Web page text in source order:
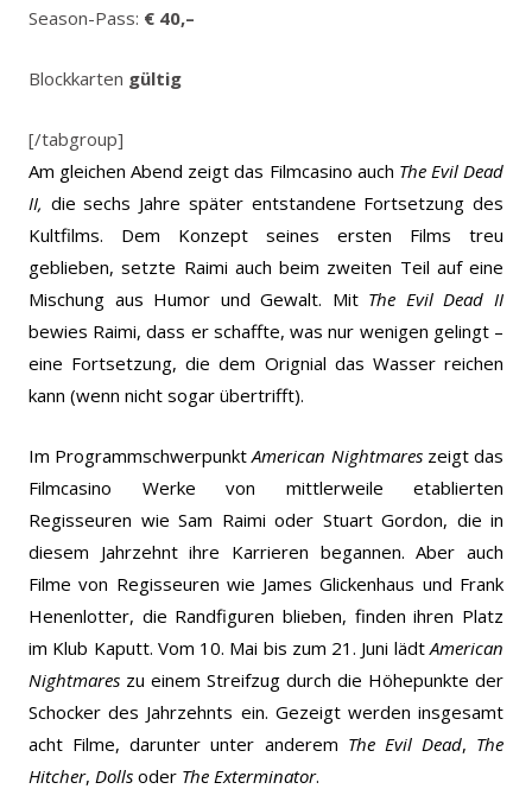
Season-Pass: € 40,–
Blockkarten gültig
[/tabgroup]
Am gleichen Abend zeigt das Filmcasino auch The Evil Dead
II, die sechs Jahre später entstandene Fortsetzung des
Kultfilms. Dem Konzept seines ersten Films treu
geblieben, setzte Raimi auch beim zweiten Teil auf eine
Mischung aus Humor und Gewalt. Mit The Evil Dead II
bewies Raimi, dass er schaffte, was nur wenigen gelingt –
eine Fortsetzung, die dem Orignial das Wasser reichen
kann (wenn nicht sogar übertrifft).
Im ProgrammschwerpunktAmerican Nightmareszeigt das
Filmcasino Werke von mittlerweile etablierten
Regisseuren wie Sam Raimi oder Stuart Gordon, die in
diesem Jahrzehnt ihre Karrieren begannen. Aber auch
Filme von Regisseuren wie James Glickenhaus und Frank
Henenlotter, die Randfiguren blieben, finden ihren Platz
im Klub Kaputt. Vom 10. Mai bis zum 21. Juni lädtAmerican
Nightmares zu einem Streifzug durch die Höhepunkte der
Schocker des Jahrzehnts ein. Gezeigt werden insgesamt
acht Filme, darunter unter anderem The Evil Dead, The
Hitcher, Dolls oder The Exterminator.